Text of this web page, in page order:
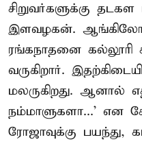
சிறுவர்களுக்கு தடகள
இளவழகன். ஆங்கிலோ
ரங்கநாதனை கல்லூரி
வருகிறார்.
மலருகிறது. ஆனால்
நம்மாளுகளா...' என
ரோஜாவுக்கு பயந்து,